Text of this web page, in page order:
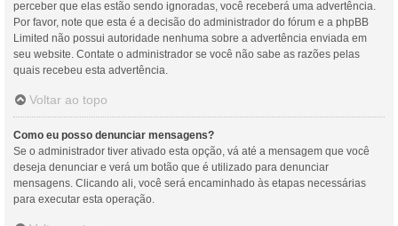
perceber que elas estão sendo ignoradas, você receberá uma advertência.
Por favor, note que esta é a decisão do administrador do fórum e a phpBB
Limited não possui autoridade nenhuma sobre a advertência enviada em
seu website. Contate o administrador se você não sabe as razões pelas
quais recebeu esta advertência.
Voltar ao topo
Como eu posso denunciar mensagens?
Se o administrador tiver ativado esta opção, vá até a mensagem que você
deseja denunciar e verá um botão que é utilizado para denunciar
mensagens. Clicando ali, você será encaminhado às etapas necessárias
para executar esta operação.